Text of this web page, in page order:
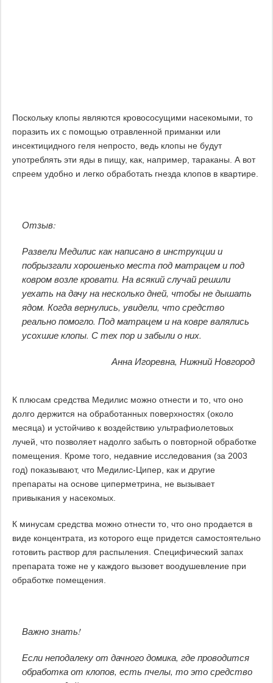
Поскольку клопы являются кровососущими насекомыми, то
поразить их с помощью отравленной приманки или
инсектицидного геля непросто, ведь клопы не будут
употреблять эти яды в пищу, как, например, тараканы. А вот
спреем удобно и легко обработать гнезда клопов в квартире.
Отзыв:
Развели Медилис как написано в инструкции и
побрызгали хорошенько места под матрацем и под
ковром возле кровати. На всякий случай решили
уехать на дачу на несколько дней, чтобы не дышать
ядом. Когда вернулись, увидели, что средство
реально помогло. Под матрацем и на ковре валялись
усохшие клопы. С тех пор и забыли о них.
Анна Игоревна, Нижний Новгород
К плюсам средства Медилис можно отнести и то, что оно
долго держится на обработанных поверхностях (около
месяца) и устойчиво к воздействию ультрафиолетовых
лучей, что позволяет надолго забыть о повторной обработке
помещения. Кроме того, недавние исследования (за 2003
год) показывают, что Медилис-Ципер, как и другие
препараты на основе циперметрина, не вызывает
привыкания у насекомых.
К минусам средства можно отнести то, что оно продается в
виде концентрата, из которого еще придется самостоятельно
готовить раствор для распыления. Специфический запах
препарата тоже не у каждого вызовет воодушевление при
обработке помещения.
Важно знать!
Если неподалеку от дачного домика, где проводится
обработка от клопов, есть пчелы, то это средство